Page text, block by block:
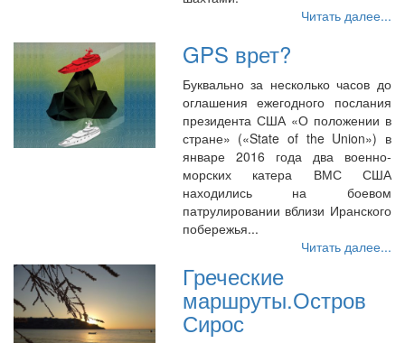
Читать далее...
GPS врет?
Буквально за несколько часов до
оглашения ежегодного послания
президента США «О положении в
стране» («State of the Union») в
январе 2016 года два военно-
морских катера ВМС США
находились на боевом
патрулировании вблизи Иранского
побережья...
Читать далее...
Греческие
маршруты.Остров
Сирос